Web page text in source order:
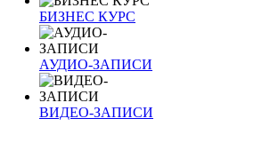
БИЗНЕС КУРС
АУДИО-ЗАПИСИ
ВИДЕО-ЗАПИСИ